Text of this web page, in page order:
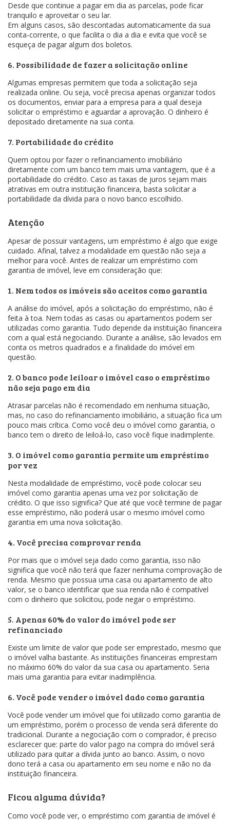
Desde que continue a pagar em dia as parcelas, pode ficar
tranquilo e aproveitar o seu lar.
Em alguns casos, são descontadas automaticamente da sua
conta-corrente, o que facilita o dia a dia e evita que você se
esqueça de pagar algum dos boletos.
6. Possibilidade de fazer a solicitação online
Algumas empresas permitem que toda a solicitação seja
realizada online. Ou seja, você precisa apenas organizar todos
os documentos, enviar para a empresa para a qual deseja
solicitar o empréstimo e aguardar a aprovação. O dinheiro é
depositado diretamente na sua conta.
7. Portabilidade do crédito
Quem optou por fazer o refinanciamento imobiliário
diretamente com um banco tem mais uma vantagem, que é a
portabilidade do crédito. Caso as taxas de juros sejam mais
atrativas em outra instituição financeira, basta solicitar a
portabilidade da dívida para o novo banco escolhido.
Atenção
Apesar de possuir vantagens, um empréstimo é algo que exige
cuidado. Afinal, talvez a modalidade em questão não seja a
melhor para você. Antes de realizar um empréstimo com
garantia de imóvel, leve em consideração que:
1. Nem todos os imóveis são aceitos como garantia
A análise do imóvel, após a solicitação do empréstimo, não é
feita à toa. Nem todas as casas ou apartamentos podem ser
utilizadas como garantia. Tudo depende da instituição financeira
com a qual está negociando. Durante a análise, são levados em
conta os metros quadrados e a finalidade do imóvel em
questão.
2. O banco pode leiloar o imóvel caso o empréstimo
não seja pago em dia
Atrasar parcelas não é recomendado em nenhuma situação,
mas, no caso do refinanciamento imobiliário, a situação fica um
pouco mais crítica. Como você deu o imóvel como garantia, o
banco tem o direito de leiloá-lo, caso você fique inadimplente.
3. O imóvel como garantia permite um empréstimo
por vez
Nesta modalidade de empréstimo, você pode colocar seu
imóvel como garantia apenas uma vez por solicitação de
crédito. O que isso significa? Que até que você termine de pagar
esse empréstimo, não poderá usar o mesmo imóvel como
garantia em uma nova solicitação.
4. Você precisa comprovar renda
Por mais que o imóvel seja dado como garantia, isso não
significa que você não terá que fazer nenhuma comprovação de
renda. Mesmo que possua uma casa ou apartamento de alto
valor, se o banco identificar que sua renda não é compatível
com o dinheiro que solicitou, pode negar o empréstimo.
5. Apenas 60% do valor do imóvel pode ser
refinanciado
Existe um limite de valor que pode ser emprestado, mesmo que
o imóvel valha bastante. As instituições financeiras emprestam
no máximo 60% do valor da sua casa ou apartamento. Seria
mais uma garantia para evitar inadimplência.
6. Você pode vender o imóvel dado como garantia
Você pode vender um imóvel que foi utilizado como garantia de
um empréstimo, porém o processo de venda será diferente do
tradicional. Durante a negociação com o comprador, é preciso
esclarecer que: parte do valor pago na compra do imóvel será
utilizado para quitar a dívida junto ao banco. Assim, o novo
dono terá a casa ou apartamento em seu nome e não no da
instituição financeira.
Ficou alguma dúvida?
Como você pode ver, o empréstimo com garantia de imóvel é